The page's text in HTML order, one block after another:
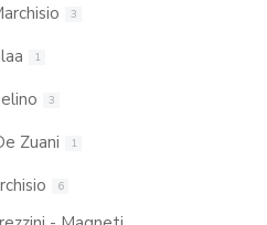
3
1
3
Zuani 1
6